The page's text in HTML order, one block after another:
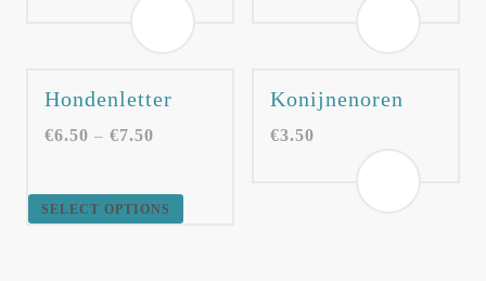
Hondenletter
€6.50 – €7.50
SELECT OPTIONS
Konijnenoren
€3.50